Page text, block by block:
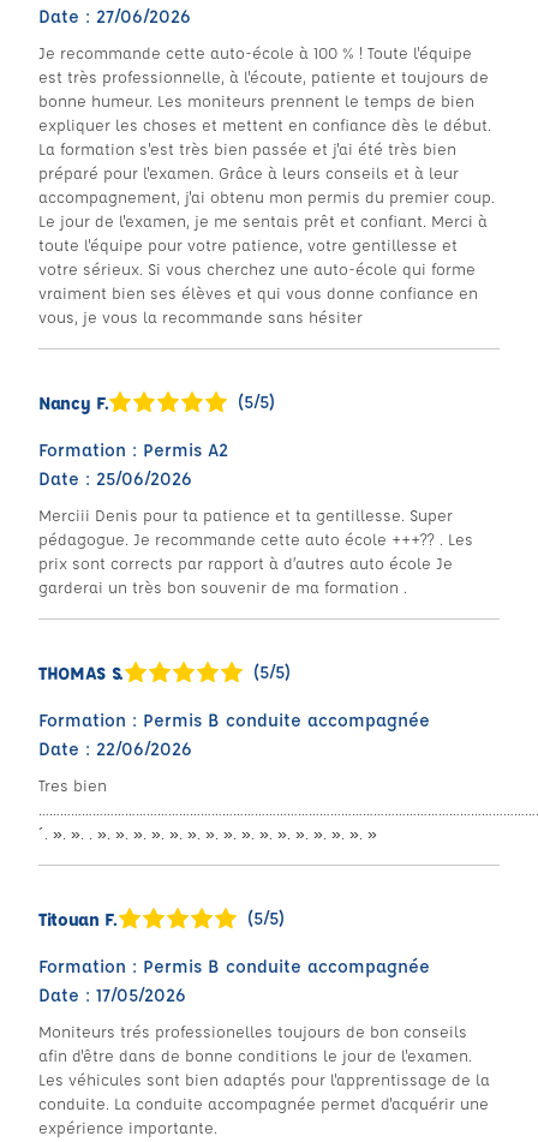
Date : 27/06/2026
Je recommande cette auto-école à 100 % ! Toute l'équipe
est très professionnelle, à l'écoute, patiente et toujours de
bonne humeur. Les moniteurs prennent le temps de bien
expliquer les choses et mettent en confiance dès le début.
La formation s'est très bien passée et j'ai été très bien
préparé pour l'examen. Grâce à leurs conseils et à leur
accompagnement, j'ai obtenu mon permis du premier coup.
Le jour de l'examen, je me sentais prêt et confiant. Merci à
toute l'équipe pour votre patience, votre gentillesse et
votre sérieux. Si vous cherchez une auto-école qui forme
vraiment bien ses élèves et qui vous donne confiance en
vous, je vous la recommande sans hésiter
Nancy F. (5/5)
Formation : Permis A2
Date : 25/06/2026
Merciii Denis pour ta patience et ta gentillesse. Super
pédagogue. Je recommande cette auto école +++?? . Les
prix sont corrects par rapport à d’autres auto école Je
garderai un très bon souvenir de ma formation .
THOMAS S. (5/5)
Formation : Permis B conduite accompagnée
Date : 22/06/2026
Tres bien
´. ». ». . ». ». ». ». ». ». ». ». ». ». ». ». ». ». ». »
Titouan F. (5/5)
Formation : Permis B conduite accompagnée
Date : 17/05/2026
Moniteurs trés professionelles toujours de bon conseils
afin d'être dans de bonne conditions le jour de l'examen.
Les véhicules sont bien adaptés pour l'apprentissage de la
conduite. La conduite accompagnée permet d'acquérir une
expérience importante.